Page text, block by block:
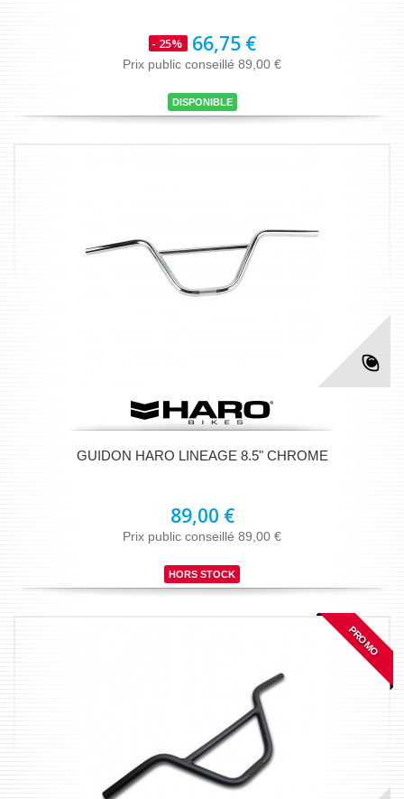
- 25% 66,75 €
Prix public conseillé 89,00 €
DISPONIBLE
GUIDON HARO LINEAGE 8.5" CHROME
89,00 €
Prix public conseillé 89,00 €
HORS STOCK
PROMO